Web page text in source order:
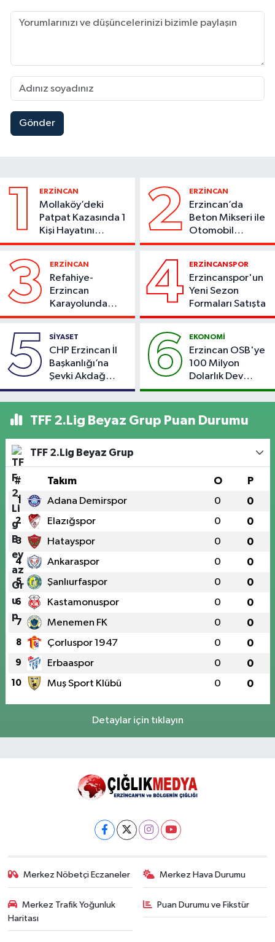
Gönder
1 ERZİNCAN
Mollaköy’deki
Patpat Kazasında 1
Kişi Hayatını
Kaybetti
2 ERZİNCAN
Erzincan’da
Beton Mikseri ile
Otomobil
Çarpıştı
3 ERZİNCAN
Refahiye-
Erzincan
Karayolunda
Kaza: Otomobil
2 Kişi Yaralandı
4 ERZİNCANSPOR
Erzincanspor'un
Yeni Sezon
Formaları Satışta
5 SİYASET
CHP Erzincan İl
Başkanlığı’na
Şevki Akdağ
Atandı!
6 EKONOMİ
Erzincan OSB'ye
100 Milyon
Dolarlık Dev
Yatırım: Bin Kişiye
İstihdam
Hedefleniyor
TFF 2.Lig Beyaz Grup Puan Durumu
TFF 2.Lig Beyaz Grup
# Takım O P
1 Adana Demirspor 0 0
2 Elazığspor 0 0
3 Hatayspor 0 0
4 Ankaraspor 0 0
5 Şanlıurfaspor 0 0
6 Kastamonuspor 0 0
7 Menemen FK 0 0
8 Çorluspor 1947 0 0
9 Erbaaspor 0 0
10 Muş Sport Klübü 0 0
Detaylar için tıklayın
Merkez Nöbetçi Eczaneler Merkez Hava Durumu
Merkez Trafik Yoğunluk
Haritası
Puan Durumu ve Fikstür